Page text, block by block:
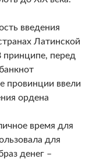
введения
Латинской
принципе, перед
провинции ввели
ордена
время для
для
денег –